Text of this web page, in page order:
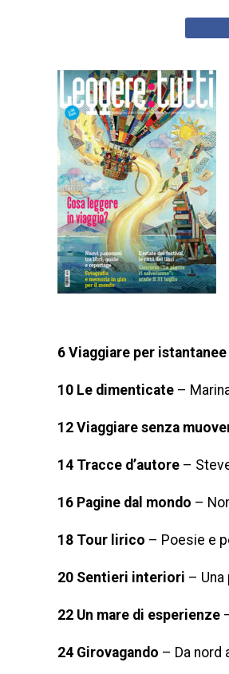
6 Viaggiare per istantanee
10 Le dimenticate –
12 Viaggiare senza
14 Tracce d’autore –
16 Pagine dal mondo –
18 Tour lirico – Poesie e
20 Sentieri interiori –
22 Un mare di esperienze
24 Girovagando – Da nord